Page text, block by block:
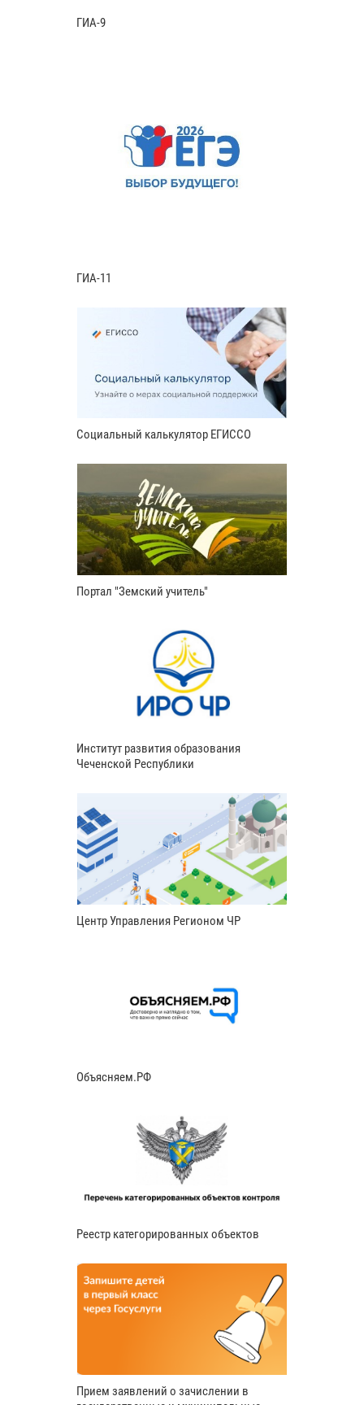
ГИА-9
ГИА-11
Социальный калькулятор ЕГИССО
Портал "Земский учитель"
Институт развития образования
Чеченской Республики
Центр Управления Регионом ЧР
Объясняем.РФ
Реестр категорированных объектов
Прием заявлений о зачислении в